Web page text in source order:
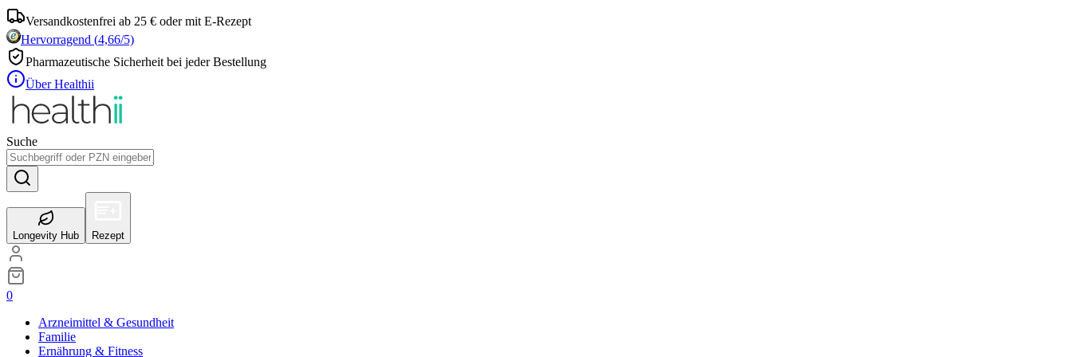
Versandkostenfrei ab 25 € oder mit E-Rezept
Hervorragend (4,66/5)
Pharmazeutische Sicherheit bei jeder Bestellung
Über Healthii
Suche
Longevity Hub Rezept
0
Arzneimittel & Gesundheit
Familie
Ernährung & Fitness